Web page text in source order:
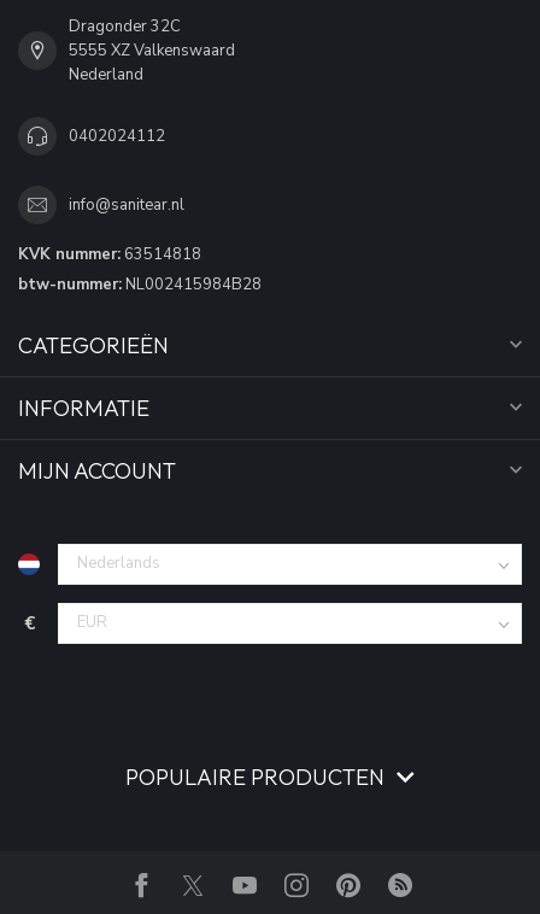
Dragonder 32C
5555 XZ Valkenswaard
Nederland
0402024112
info@sanitear.nl
KVK nummer: 63514818
btw-nummer: NL002415984B28
CATEGORIEËN
INFORMATIE
MIJN ACCOUNT
€
POPULAIRE PRODUCTEN